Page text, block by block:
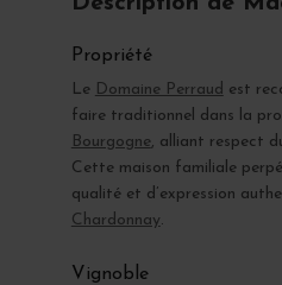
Propriété
Le Domaine Perraud est
faire traditionnel dans la
Bourgogne, alliant respect
Cette maison familiale
qualité et d’expression
Chardonnay.
Vignoble